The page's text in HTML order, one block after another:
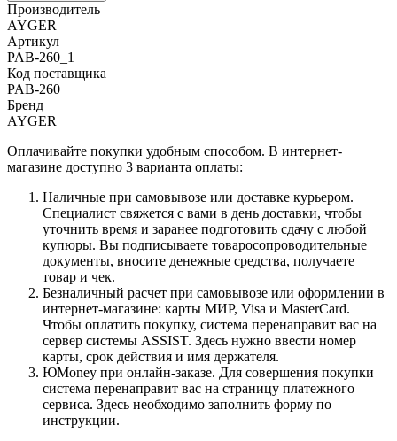
Производитель
AYGER
Артикул
PAB-260_1
Код поставщика
PAB-260
Бренд
AYGER
Оплачивайте покупки удобным способом. В интернет-
магазине доступно 3 варианта оплаты:
Наличные при самовывозе или доставке курьером.
Специалист свяжется с вами в день доставки, чтобы
уточнить время и заранее подготовить сдачу с любой
купюры. Вы подписываете товаросопроводительные
документы, вносите денежные средства, получаете
товар и чек.
Безналичный расчет при самовывозе или оформлении в
интернет-магазине: карты МИР, Visa и MasterCard.
Чтобы оплатить покупку, система перенаправит вас на
сервер системы ASSIST. Здесь нужно ввести номер
карты, срок действия и имя держателя.
ЮMoney при онлайн-заказе. Для совершения покупки
система перенаправит вас на страницу платежного
сервиса. Здесь необходимо заполнить форму по
инструкции.